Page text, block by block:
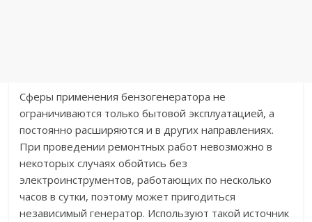
Сферы применения бензогенератора не
ограничиваются только бытовой эксплуатацией, а
постоянно расширяются и в других направлениях.
При проведении ремонтных работ невозможно в
некоторых случаях обойтись без
электроинструментов, работающих по несколько
часов в сутки, поэтому может пригодиться
независимый генератор. Используют такой источник